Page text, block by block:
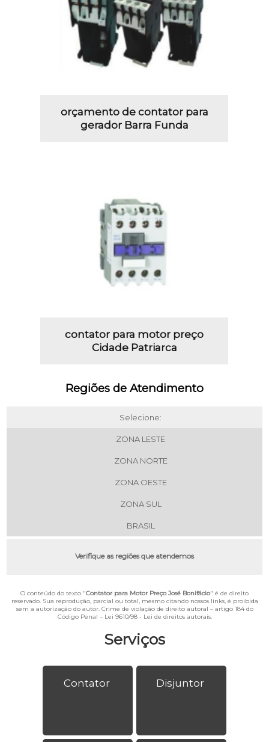
Serviços
Contator Disjuntor
orçamento de contator para
gerador Barra Funda
contator para motor preço
Cidade Patriarca
Regiões de Atendimento
Selecione:
ZONA LESTE
ZONA NORTE
ZONA OESTE
ZONA SUL
BRASIL
Verifique as regiões que atendemos
O conteúdo do texto "Contator para Motor Preço José Bonifácio" é de direito
reservado. Sua reprodução, parcial ou total, mesmo citando nossos links, é proibida
sem a autorização do autor. Crime de violação de direito autoral – artigo 184 do
Código Penal – Lei 9610/98 - Lei de direitos autorais.